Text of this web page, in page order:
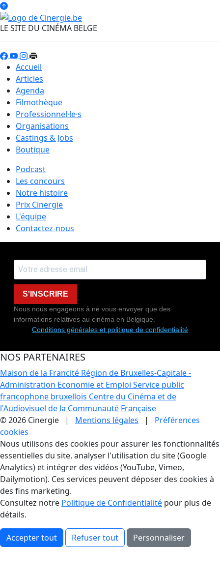
LE SITE DU CINÉMA BELGE
Accueil
Articles
Agenda
Filmothèque
Professionnel·le·s
Organisations
Castings & Jobs
Boutique
Podcast
Les concours
Notre histoire
Prix Cinergie
L'équipe
Contactez-nous
S'INSCRIRE
Nous nous engageons à ne vous envoyer que des
informations relatives au cinéma en Belgique.
Conditions générales et politique de confidentialité
NOS PARTENAIRES
Maison de la Francité Région de Bruxelles-Capitale -
Administration Economie et Emploi Service public
francophone bruxellois Centre du Cinéma et de
l'Audiovisuel de la Communauté Française
© 2026 Cinergie | Mentions légales | Préférences
cookies
Gestion des Cookies
Nous utilisons des cookies pour assurer les fonctionnalités
essentielles du site, analyser l'utilisation du site (Google
Analytics) et intégrer des vidéos (YouTube, Vimeo,
Dailymotion). Ces services peuvent déposer des cookies à
des fins marketing.
Consultez notre Politique de Confidentialité pour plus de
détails.
Accepter tout Refuser tout Personnaliser